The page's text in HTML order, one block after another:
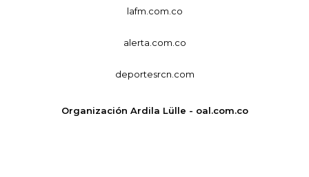
lafm.com.co
alerta.com.co
deportesrcn.com
Organización Ardila Lülle - oal.com.co